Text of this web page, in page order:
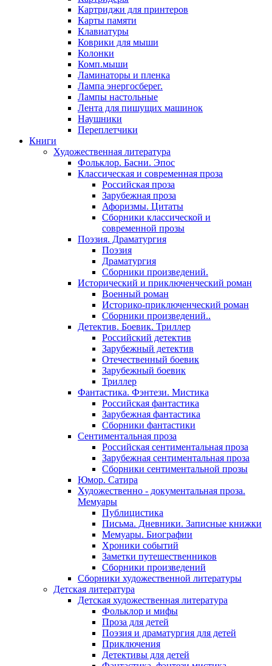
Картриджи для принтеров
Карты памяти
Клавиатуры
Коврики для мыши
Колонки
Комп.мыши
Ламинаторы и пленка
Лампа энергосберег.
Лампы настольные
Лента для пишущих машинок
Наушники
Переплетчики
Книги
Художественная литература
Фольклор. Басни. Эпос
Классическая и современная проза
Российская проза
Зарубежная проза
Афоризмы. Цитаты
Сборники классической и
современной прозы
Поэзия. Драматургия
Поэзия
Драматургия
Сборники произведений.
Исторический и приключенческий роман
Военный роман
Историко-приключенческий роман
Сборники произведений..
Детектив. Боевик. Триллер
Российский детектив
Зарубежный детектив
Отечественный боевик
Зарубежный боевик
Триллер
Фантастика. Фэнтези. Мистика
Российская фантастика
Зарубежная фантастика
Сборники фантастики
Сентиментальная проза
Российская сентиментальная проза
Зарубежная сентиментальная проза
Сборники сентиментальной прозы
Юмор. Сатира
Художественно - документальная проза.
Мемуары
Публицистика
Письма. Дневники. Записные книжки
Мемуары. Биографии
Хроники событий
Заметки путешественников
Сборники произведений
Сборники художественной литературы
Детская литература
Детская художественная литература
Фольклор и мифы
Проза для детей
Поэзия и драматургия для детей
Приключения
Детективы для детей